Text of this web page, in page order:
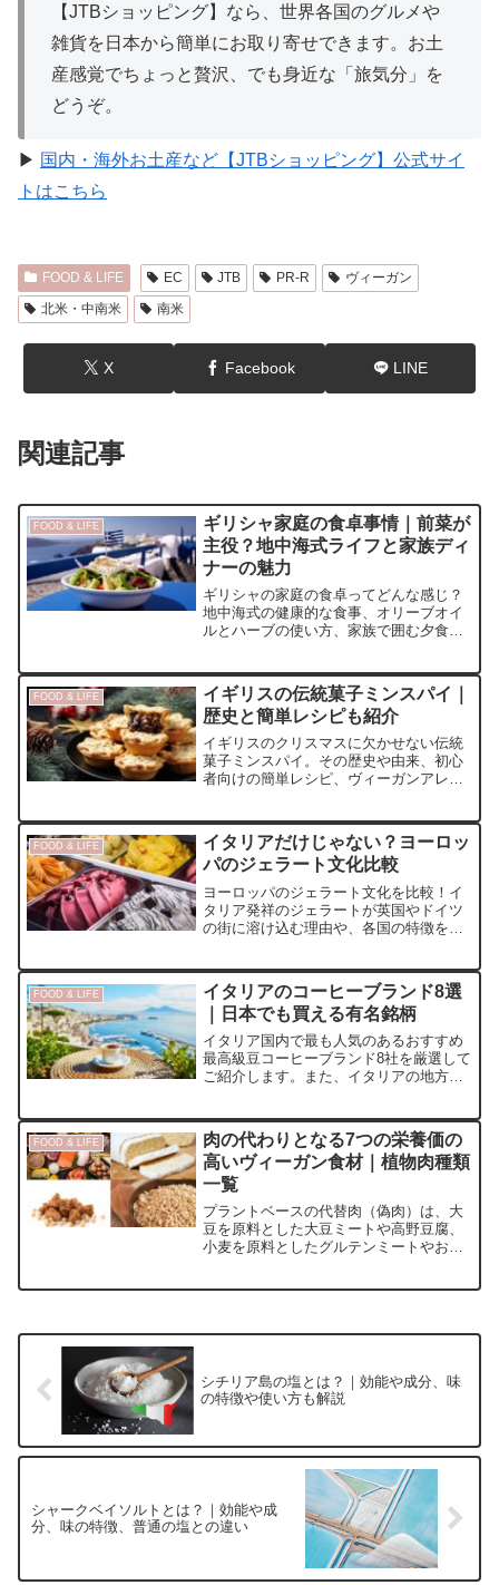
【JTBショッピング】なら、世界各国のグルメや
雑貨を日本から簡単にお取り寄せできます。お土
産感覚でちょっと贅沢、でも身近な「旅気分」を
どうぞ。
▶︎ 国内・海外お土産など【JTBショッピング】公式サイ
トはこちら
FOOD & LIFE EC JTB PR-R
ヴィーガン
北米・中南米
南米
X Facebook LINE
関連記事
FOOD & LIFE
ギリシャ家庭の食卓事情｜前菜が
主役？地中海式ライフと家族ディ
ナーの魅力
ギリシャの家庭の食卓ってどんな感じ？
地中海式の健康的な食事、オリーブオイ
ルとハーブの使い方、家族で囲む夕食が
ヒントを、食卓から見てみましょう。
FOOD & LIFE
イギリスの伝統菓子ミンスパイ｜
歴史と簡単レシピも紹介
イギリスのクリスマスに欠かせない伝統
菓子ミンスパイ。その歴史や由来、初心
者向けの簡単レシピ、ヴィーガンアレン
FOOD & LIFE
イタリアだけじゃない？ヨーロッ
パのジェラート文化比較
ヨーロッパのジェラート文化を比較！イ
タリア発祥のジェラートが英国やドイツ
の街に溶け込む理由や、各国の特徴を紐
比較まで分かりやすく解説。
FOOD & LIFE
イタリアのコーヒーブランド8選
｜日本でも買える有名銘柄
イタリア国内で最も人気のあるおすすめ
最高級豆コーヒーブランド8社を厳選して
ご紹介します。また、イタリアの地方ご
素晴らしい一杯と出会うことができま
す。
FOOD & LIFE
肉の代わりとなる7つの栄養価の
高いヴィーガン食材｜植物肉種類
一覧
プラントベースの代替肉（偽肉）は、大
豆を原料とした大豆ミートや高野豆腐、
小麦を原料としたグルテンミートやお麩
シチリア島の塩とは？｜効能や成分、味
の特徴や使い方も解説
シャークベイソルトとは？｜効能や成
分、味の特徴、普通の塩との違い